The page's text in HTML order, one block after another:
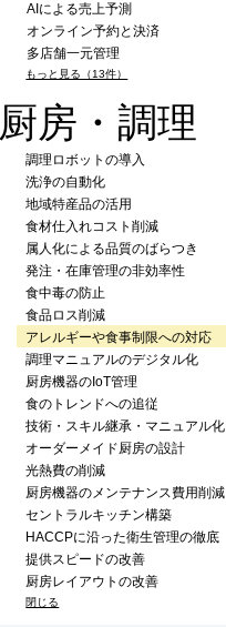
AIによる売上予測
オンライン予約と決済
多店舗一元管理
もっと見る（13件）
厨房・調理
調理ロボットの導入
洗浄の自動化
地域特産品の活用
食材仕入れコスト削減
属人化による品質のばらつき
発注・在庫管理の非効率性
食中毒の防止
食品ロス削減
アレルギーや食事制限への対応
調理マニュアルのデジタル化
厨房機器のIoT管理
食のトレンドへの追従
技術・スキル継承・マニュアル化
オーダーメイド厨房の設計
光熱費の削減
厨房機器のメンテナンス費用削減
セントラルキッチン構築
HACCPに沿った衛生管理の徹底
提供スピードの改善
厨房レイアウトの改善
閉じる